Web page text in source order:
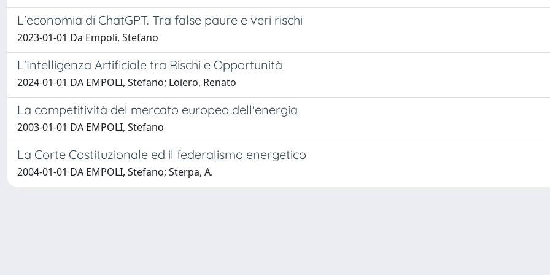
L'economia di ChatGPT. Tra false paure e veri rischi
2023-01-01 Da Empoli, Stefano
L'Intelligenza Artificiale tra Rischi e Opportunità
2024-01-01 DA EMPOLI, Stefano; Loiero, Renato
La competitività del mercato europeo dell'energia
2003-01-01 DA EMPOLI, Stefano
La Corte Costituzionale ed il federalismo energetico
2004-01-01 DA EMPOLI, Stefano; Sterpa, A.